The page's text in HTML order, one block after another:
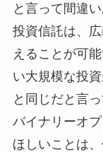
と言って間違い
投資信託は、
えることが可
い大規模な投
と同じだと言
バイナリーオ
ほしいことは